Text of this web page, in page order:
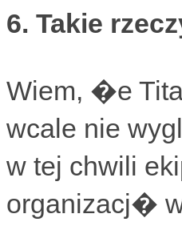
6. Takie
Wiem, �e
wcale nie
w tej chwili
organizacj�